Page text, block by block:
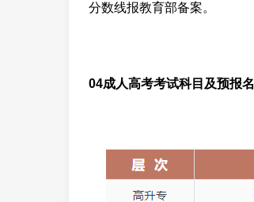
分数线报教育部备案。
04成人高考考试科目及预报名